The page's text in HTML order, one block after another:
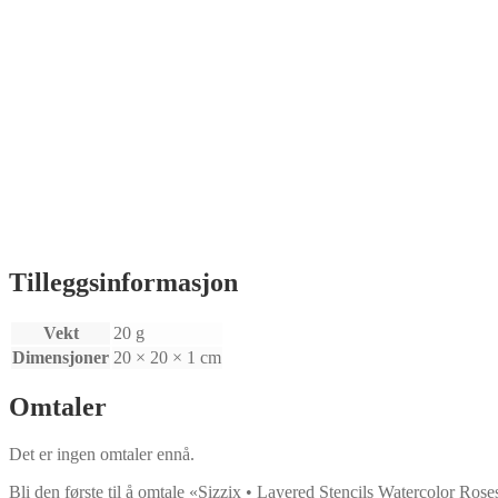
Tilleggsinformasjon
Vekt
20 g
Dimensjoner 20 × 20 × 1 cm
Omtaler
Det er ingen omtaler ennå.
Bli den første til å omtale «Sizzix • Layered Stencils Watercolor